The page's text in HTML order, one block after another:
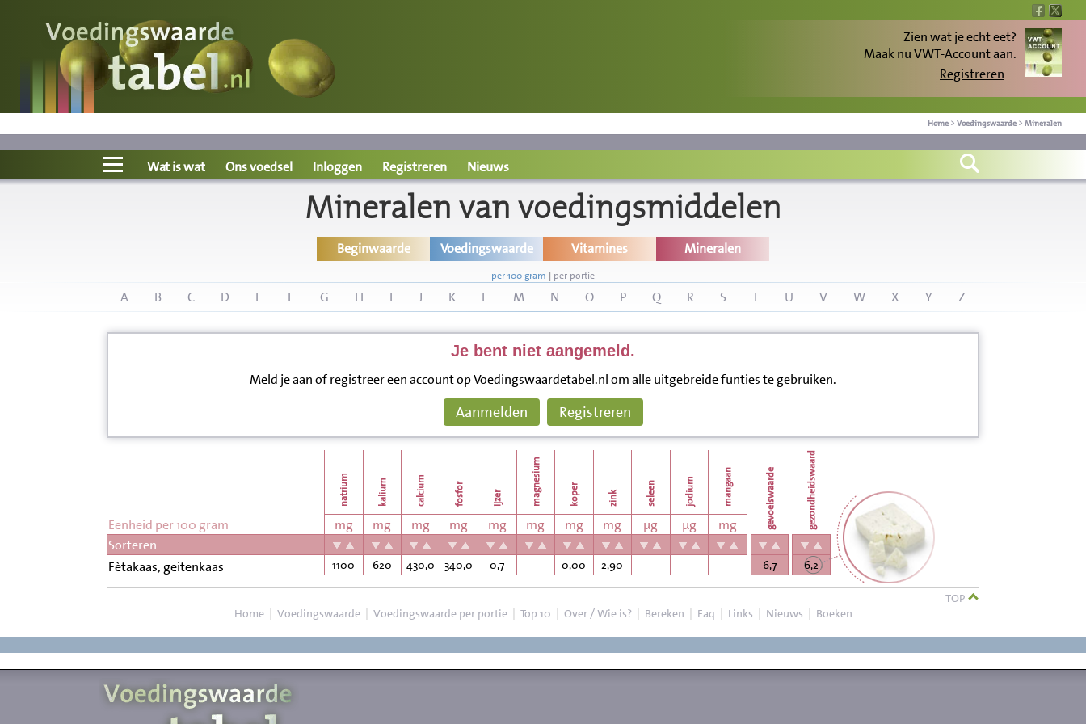
Zien wat je echt eet?
Maak nu VWT-Account aan.
Registreren
Home > Voedingswaarde > Mineralen
Voedingswaarde
Wat is wat?
Ons voedsel
Disclaimer
Wat is wat Ons voedsel Inloggen Registreren Nieuws
Mineralen van voedingsmiddelen
Beginwaarde Voedingswaarde Vitamines Mineralen
per 100 gram | per portie
A B C D E F G H I J K L M N O P Q R S T U V W X Y Z
Je bent niet aangemeld.
Meld je aan of registreer een account op Voedingswaardetabel.nl om alle uitgebreide funties te gebruiken.
Aanmelden Registreren
natrium kalium calcium fosfor ijzer magnesium koper zink seleen jodium mangaan gevoelswaarde gezondheidswaarde
Eenheid per 100 gram mg mg mg mg mg mg mg mg µg µg
mg
Sorteren
Fètakaas, geitenkaas
1100 620 430,0 340,0 0,7 0,00 2,90 6,7 6,2
TOP
Home | Voedingswaarde | Voedingswaarde per portie | Top 10 | Over / Wie is? | Bereken | Faq | Links | Nieuws | Boeken